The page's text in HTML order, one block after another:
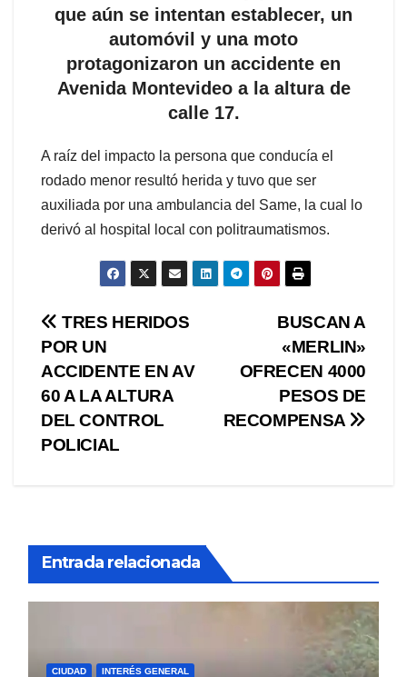
que aún se intentan establecer, un
automóvil y una moto
protagonizaron un accidente en
Avenida Montevideo a la altura de
calle 17.
A raíz del impacto la persona que conducía el
rodado menor resultó herida y tuvo que ser
auxiliada por una ambulancia del Same, la cual lo
derivó al hospital local con politraumatismos.
Navegación
de
entradas
BUSCAN A
«MERLIN»
OFRECEN 4000
PESOS DE
RECOMPENSA
TRES HERIDOS
POR UN
ACCIDENTE EN AV
60 A LA ALTURA
DEL CONTROL
POLICIAL
Entrada relacionada
CIUDAD INTERÉS GENERAL